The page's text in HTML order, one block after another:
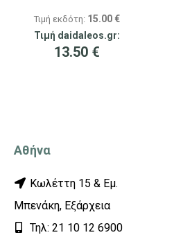
Τιμή εκδότη: 15.00 €
Τιμή daidaleos.gr:
13.50 €
Αθήνα
Κωλέττη 15 & Εμ.
Μπενάκη, Εξάρχεια
Τηλ: 21 10 12 6900